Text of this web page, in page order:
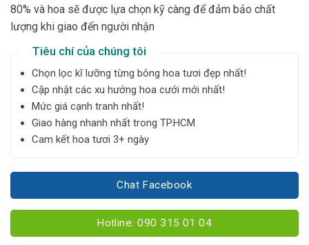
80% và hoa sẽ được lựa chọn kỹ càng để đảm bảo chất
lượng khi giao đến người nhận
Tiêu chí của chúng tôi
Chọn lọc kĩ lưỡng từng bông hoa tươi đẹp nhất!
Cập nhật các xu hướng hoa cưới mới nhất!
Mức giá cạnh tranh nhất!
Giao hàng nhanh nhất trong TP.HCM
Cam kết hoa tươi 3+ ngày
Chat Facebook
Hotline: 090 315 01 04